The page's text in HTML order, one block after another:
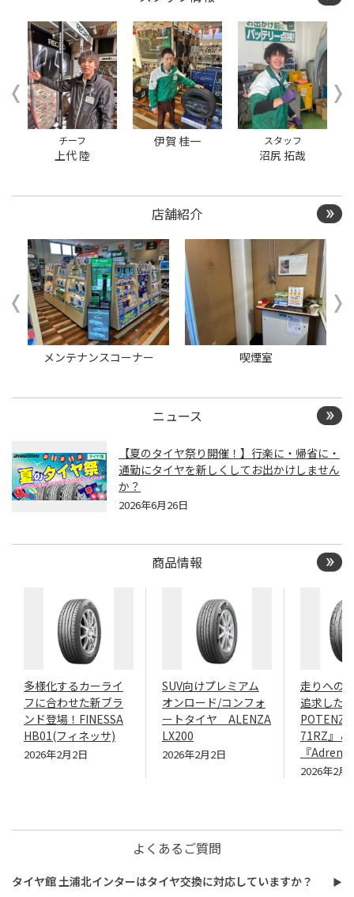
約
チーフ
上代 陸
伊賀 桂一 スタッフ
沼尻 拓哉
店舗紹介
メンテナンスコーナー 喫煙室
ニュース
【夏のタイヤ祭り開催！】行楽に・帰省に・
通勤にタイヤを新しくしてお出かけしません
か？
2026年6月26日
商品情報
多様化するカーライ
フに合わせた新ブラ
ンド登場！FINESSA
HB01(フィネッサ)
2026年2月2日
SUV向けプレミアム
オンロード/コンフォ
ートタイヤ ALENZA
LX200
2026年2月2日
走りへの
追求した
71RZ』＆
『
2026年2月
よくあるご質問
タイヤ館 土浦北インターはタイヤ交換に対応していますか？